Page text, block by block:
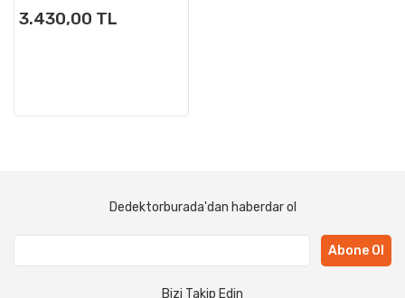
3.430,00 TL
Dedektorburada'dan haberdar ol
Abone Ol
Bizi Takip Edin